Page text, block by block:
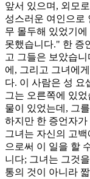
앞서 있으며, 외모
성스러운 여인으로
무 몰두해 있었기
못했습니다." 한 증
고 그들은 보았습
에, 그리고 그녀에
다. 이 사람은 성 요
그는 오른쪽에 있
물이 있었는데, 그
하지만 한 증언자
그녀는 자신의 고
으로써 이 일을 할
니다; 그녀는 그것
통의 것이 아니라